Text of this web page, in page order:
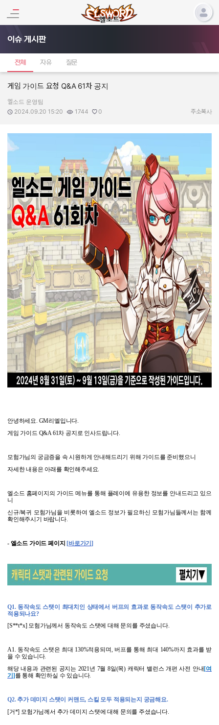
이슈 게시판
전체 자유 질문
게임 가이드 요청 Q&A 61차 공지
작성자:
엘소드 운영팀
작성일:
2024.09.20 15:20
조회수:
1744
추천수:
0 주소복사
안녕하세요. GM리엘입니다.
게임 가이드 Q&A 61차 공지로 인사드립니다
모험가님의 궁금증을 속 시원하게 안내해드리기 위해 가이드를 준비했으니
자세한 내용은 아래를 확인해주세요
엘소드 홈페이지의 가이드 메뉴를 통해 플레이에 유용한 정보를 안내드리고 있으
니
신규/복귀 모험가님을 비롯하여 엘소드 정보가 필요하신 모험가님들께서는 함께
확인해주시기 바랍니다.
- 엘소드 가이드 페이지 [바로가기]
Q1. 동작속도 스탯이 최대치인 상태에서 버프의 효과로 동작속도 스탯이 추가로
적용되나요?
[S**t*x] 모험가님께서 동작속도 스탯에 대해 문의를 주셨습니다.
A1. 동작속도 스탯은 최대 130%적용되며, 버프를 통해 최대 140%까지 효과를 받
을 수 있습니다.
해당 내용과 관련된 공지는 2021년 7월 8일(목) 캐릭터 밸런스 개편 사전 안내 [여
기 ] 를 통해 확인하실 수 있습니다.
Q2. 추가 데미지 스탯이 커맨드, 스킬 모두 적용되는지 궁금해요.
[거*] 모험가님께서 추가 데미지 스탯에 대해 문의를 주셨습니다.